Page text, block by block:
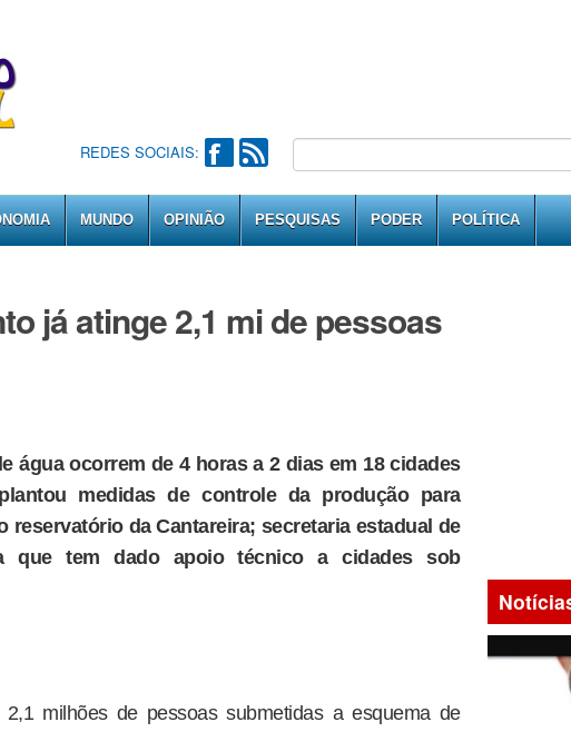
REDES SOCIAIS:
MUNDO OPINIÃO PESQUISAS PODER POLÍTICA
já atinge 2,1 mi de pessoas
água ocorrem de 4 horas a 2 dias em 18 cidades
medidas de controle da produção para
reservatório da Cantareira; secretaria estadual de
que tem dado apoio técnico a cidades sob
milhões de pessoas submetidas a esquema de